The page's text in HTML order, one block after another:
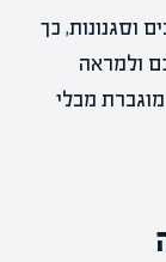
וסגנונות, כך
ולמראה
מבלי